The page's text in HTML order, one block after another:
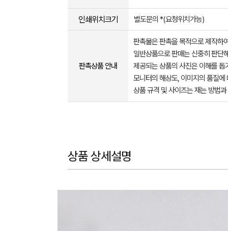
인쇄위치크기 별도문의 *(요청위치가능)
판촉상품 안내
판촉물은 판촉을 목적으로 제작하
일반상품으로 판매는 신중히 판단
제공되는 상품의 사진은 이해를
모니터의 해상도, 이미지의 품질
상품 규격 및 사이즈는 재는 방법
상품 상세설명